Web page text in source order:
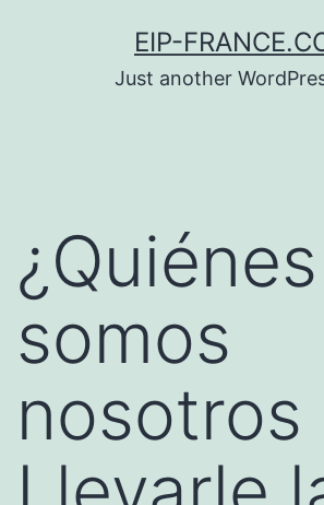
EIP-
Just another
¿Quiénes
somos
nosotros